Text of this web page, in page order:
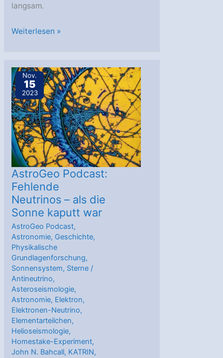
langsam.
AstroGeo
rätselhafte
Erdmagnetfeld
–
vom
Kompass
zum
Supercomputer
Weiterlesen »
Nov.
15
2023
AstroGeo Podcast:
Fehlende
Neutrinos – als die
Sonne kaputt war
AstroGeo Podcast,
Astronomie, Geschichte,
Physikalische
Grundlagenforschung,
Sonnensystem, Sterne /
Antineutrino,
Asteroseismologie,
Astronomie, Elektron,
Elektronen-Neutrino,
Elementarteilchen,
Helioseismologie,
Homestake-Experiment,
John N. Bahcall, KATRIN,